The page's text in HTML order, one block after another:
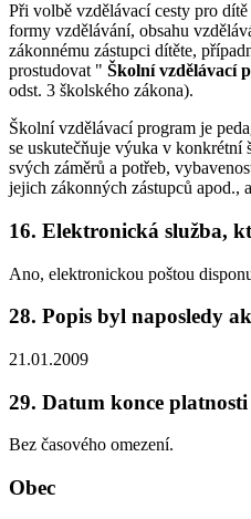
Při volbě vzdělávací cesty pro
formy vzdělávání, obsahu
zákonnému zástupci dítěte,
prostudovat " Školní vzdělávací
odst. 3 školského zákona).
Školní vzdělávací program je
se uskutečňuje výuka v konkrétní
svých záměrů a potřeb,
jejich zákonných zástupců apod.,
16. Elektronická služba,
Ano, elektronickou poštou
28. Popis byl naposledy
21.01.2009
29. Datum konce
Bez časového omezení.
Obec